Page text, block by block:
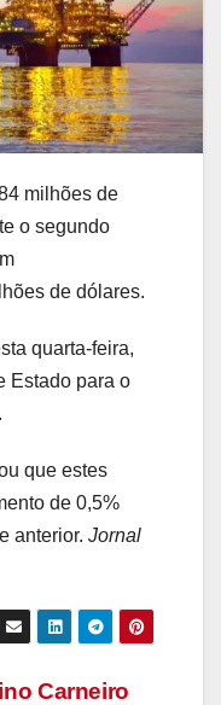
milhões de
o segundo
de dólares.
quarta-feira,
Estado para o
que estes
de 0,5%
anterior. Jornal
Carneiro